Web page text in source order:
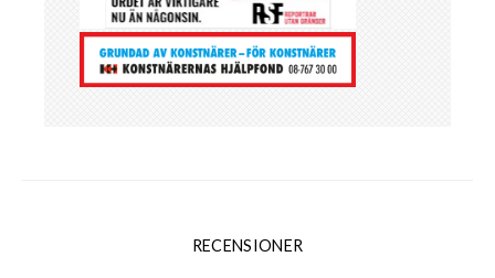
RECENSIONER